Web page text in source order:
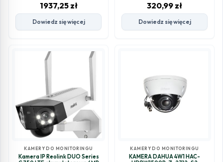
1937,25 zł
Dowiedz się więcej
320,99 zł
Dowiedz się więcej
KAMERY DO MONITORINGU
Kamera IP Reolink DUO Series
KAMERY DO MONITORINGU
KAMERA DAHUA 4W1 HAC-